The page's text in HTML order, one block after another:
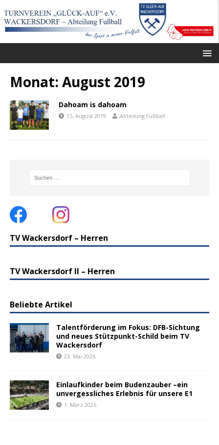
Monat: August 2019
Dahoam is dahoam
15. August 2019 Abteilung Fußball
TV Wackersdorf – Herren
TV Wackersdorf II – Herren
Beliebte Artikel
Talentförderung im Fokus: DFB-Sichtung
und neues Stützpunkt-Schild beim TV
Wackersdorf
23. Mai 2026
Einlaufkinder beim Budenzauber –ein
unvergessliches Erlebnis für unsere E1
1. März 2026